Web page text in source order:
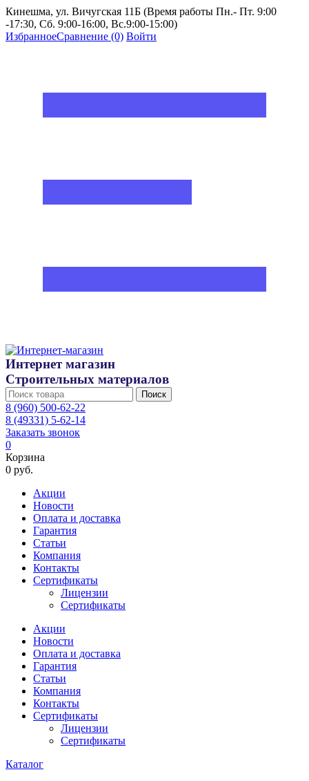
Кинешма, ул. Вичугская 11Б (Время работы Пн.- Пт. 9:00
-17:30, Сб. 9:00-16:00, Вс.9:00-15:00)
ИзбранноеСравнение (0) Войти
Интернет магазин
Строительных материалов
Поиск
8 (960) 500-62-22
8 (49331) 5-62-14
Заказать звонок
0
Корзина
0 руб.
Акции
Новости
Оплата и доставка
Гарантия
Статьи
Компания
Контакты
Сертификаты
Лицензии
Сертификаты
Акции
Новости
Оплата и доставка
Гарантия
Статьи
Компания
Контакты
Сертификаты
Лицензии
Сертификаты
Каталог